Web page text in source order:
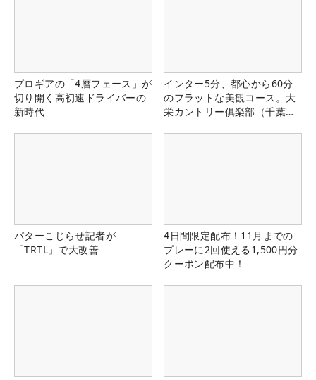
プロギアの「4層フェース」が
切り開く高初速ドライバーの
新時代
インター5分、都心から60分
のフラットな美観コース。大
栄カントリー俱楽部（千葉
パターこじらせ記者が
「TRTL」で大改善
4日間限定配布！11月までの
プレーに2回使える1,500円分
クーポン配布中！